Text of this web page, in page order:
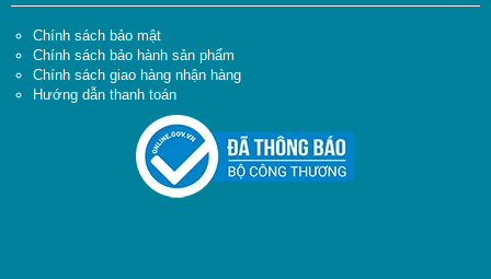
Chính sách bảo mật
Chính sách bảo hành sản phẩm
Chính sách giao hàng nhận hàng
Hướng dẫn thanh toán